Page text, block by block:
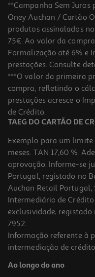
**Campanha Sem
Oney Auchan / Cartão
produtos assinalados
75€. Ao valor da
Formalização até 6% e
prestações. Consulte
***O valor da primeira
compra, refletindo o
prestações acresce o
de Crédito.
TAEG DO CARTÃO DE
Exemplo para um limite
meses. TAN 17,60 %.
aprovação. Informe-se
Portugal, registado no
Auchan Retail Portugal,
Intermediário de
exclusividade,
7952.
Informação referente à
intermediação de
Ao longo do ano